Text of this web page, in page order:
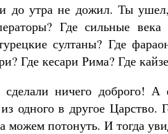
до утра не дожил. Ты
Где сильные
султаны? Где
Где кесари Рима? Где
ничего доброго! А
одного в другое Царство.
можем потонуть. И тогда